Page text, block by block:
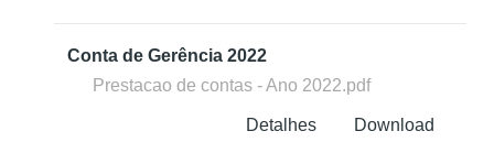
Conta de Gerência 2022
Prestacao de contas - Ano 2022.pdf
Download
Detalhes